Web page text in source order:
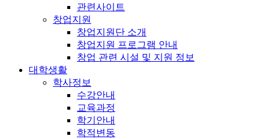
관련사이트
창업지원
창업지원단 소개
창업지원 프로그램 안내
창업 관련 시설 및 지원 정보
대학생활
학사정보
수강안내
교육과정
학기안내
학적변동